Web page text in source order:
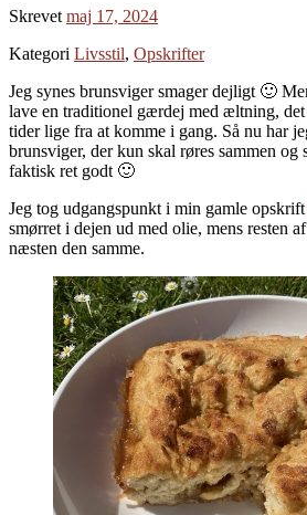
Skrevet maj 17, 2024
Kategori Livsstil, Opskrifter
Jeg synes brunsviger smager dejligt 🙂
lave en traditionel gærdej med æltning,
tider lige fra at komme i gang. Så nu har
brunsviger, der kun skal røres sammen og
faktisk ret godt 🙂
Jeg tog udgangspunkt i min gamle opskrift
smørret i dejen ud med olie, mens resten
næsten den samme.